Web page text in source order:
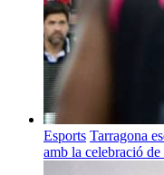
Esports Tarragona
amb la celebració